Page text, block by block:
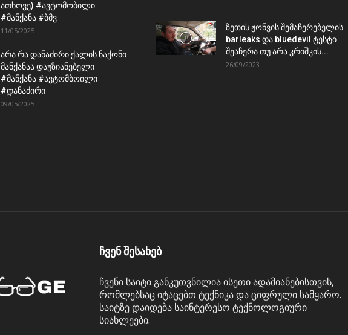
ათხოვე) #ავტომობილი
#მანქანა #ბმვ
11/05/2025
არა რა დანაძირი ქალის ნაქონი
მანქანაა დაუზიანებელი
#მანქანა #ავტომბოილი
#დანაძირი
09/05/2025
ზეთის ჟონვის შემაჩერებელის
barleaks და bluedevil ტესტი
შეაჩერა თუ არა კრიშკის...
26/09/2023
ჩვენ შესახებ
ჩვენი საიტი განკუთვნილია ისეთი ადამიანებისთვის,
რომლებსაც იტაცებთ ტექნიკა და ციფრული სამყარო.
საიტზე დაიდება საინტერესო ტექნოლოგიური
სიახლეები.